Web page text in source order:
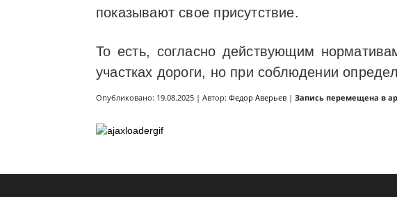
показывают свое присутствие.
То есть, согласно действующим
участках дороги, но при соблюдении
Опубликовано: 19.08.2025 | Автор: Федор Аверьев | Запись перемещена в